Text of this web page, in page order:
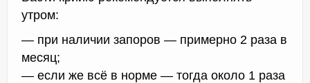
утром:
— при наличии запоров — примерно 2 раза в
месяц;
— если же всё в норме — тогда около 1 раза